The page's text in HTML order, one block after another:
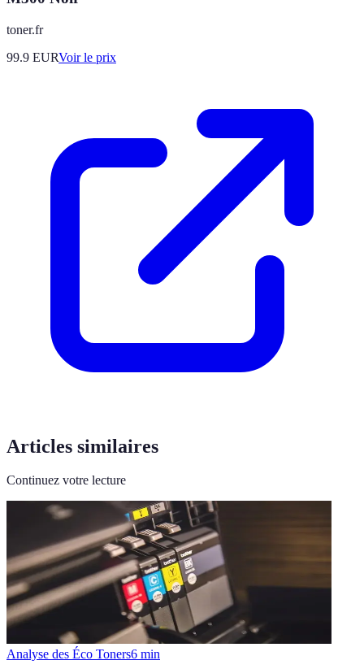
toner.fr
99.9 EURVoir le prix
Articles similaires
Continuez votre lecture
Analyse des Éco Toners6 min